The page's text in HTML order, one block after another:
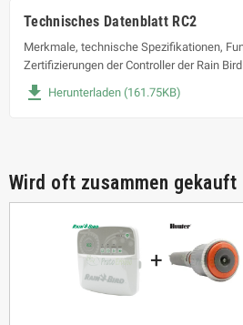
Technisches Datenblatt RC2
Merkmale, technische Spezifikationen,
Zertifizierungen der Controller der Rain Bird
file_download Herunterladen (161.75KB)
Wird oft zusammen gekauft
+